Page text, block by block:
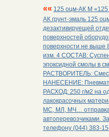
«« 125 оцм-АК М «125
АК грунт-эмаль 125
дезактивируещей
поверхностей
поверхности не выше
изм. 4 СОСТАВ:
эпоксидной смолы в
РАСТВОРИТЕЛЬ:
НАНЕСЕНИЕ:
РАСХОД: 250 г/м2 на
лакокрасочных
МС, МЛ, МЧ… отправка
автоперевозчиками.
телефону (044) 383-